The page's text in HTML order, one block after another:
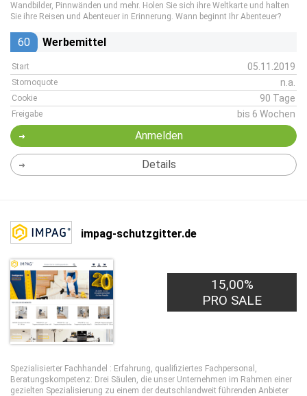
Wandbilder, Pinnwänden und mehr. Holen Sie sich ihre Weltkarte und halten
Sie ihre Reisen und Abenteuer in Erinnerung. Wann beginnt Ihr Abenteuer?
60 Werbemittel
Start 05.11.2019
Stornoquote n.a.
Cookie 90 Tage
Freigabe bis 6 Wochen
Anmelden
Details
impag-schutzgitter.de
15,00%
PRO SALE
Spezialisierter Fachhandel : Erfahrung, qualifiziertes Fachpersonal,
Beratungskompetenz: Drei Säulen, die unser Unternehmen im Rahmen einer
gezielten Spezialisierung zu einem der deutschlandweit führenden Anbieter